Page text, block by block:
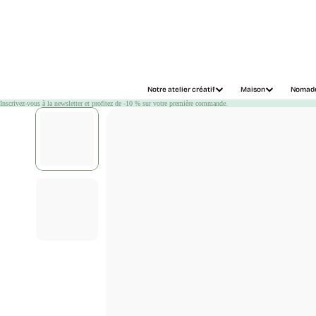
Notre atelier créatif Maison
Inscrivez-vous à la newsletter et profitez de -10 % sur votre première commande.